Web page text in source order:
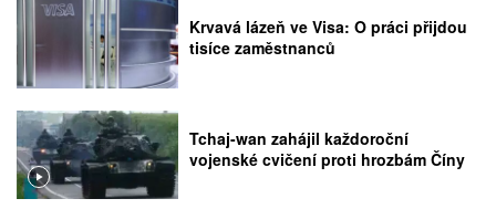
Krvavá lázeň ve Visa: O práci přijdou
tisíce zaměstnanců
Tchaj-wan zahájil každoroční
vojenské cvičení proti hrozbám Číny